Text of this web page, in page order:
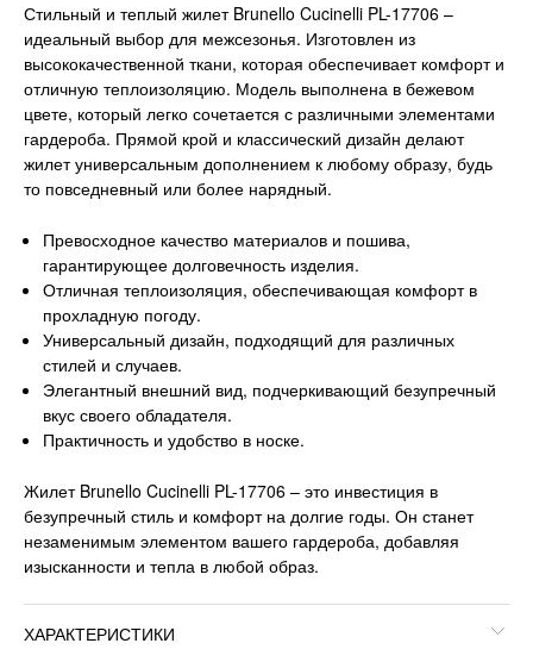
Стильный и теплый жилет Brunello Cucinelli PL-17706 –
идеальный выбор для межсезонья. Изготовлен из
высококачественной ткани, которая обеспечивает комфорт и
отличную теплоизоляцию. Модель выполнена в бежевом
цвете, который легко сочетается с различными элементами
гардероба. Прямой крой и классический дизайн делают
жилет универсальным дополнением к любому образу, будь
то повседневный или более нарядный.
Превосходное качество материалов и пошива,
гарантирующее долговечность изделия.
Отличная теплоизоляция, обеспечивающая комфорт в
прохладную погоду.
Универсальный дизайн, подходящий для различных
стилей и случаев.
Элегантный внешний вид, подчеркивающий безупречный
вкус своего обладателя.
Практичность и удобство в носке.
Жилет Brunello Cucinelli PL-17706 – это инвестиция в
безупречный стиль и комфорт на долгие годы. Он станет
незаменимым элементом вашего гардероба, добавляя
изысканности и тепла в любой образ.
ХАРАКТЕРИСТИКИ